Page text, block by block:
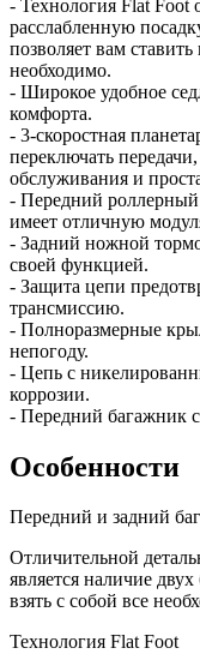
- Технология Flat Foot
расслабленную
позволяет вам
необходимо.
- Широкое удобное
комфорта.
- 3-скоростная
переключать
обслуживания и
- Передний
имеет отличную
- Задний ножной
своей функцией.
- Защита цепи
трансмиссию.
- Полноразмерные
непогоду.
- Цепь с
коррозии.
- Передний багажник с
Особенности
Передний и задний
Отличительной
является наличие
взять с собой все
Технология Flat Foot